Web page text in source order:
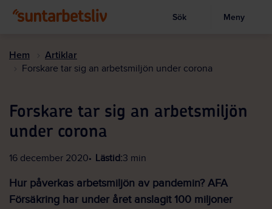
huvudinnehållet
Visa sökruta
Sök Meny
Hem Artiklar
Forskare tar sig an arbetsmiljön under corona
Forskare tar sig an arbetsmiljön
under corona
16 december 2020 Lästid:3 min
Hur påverkas arbetsmiljön av pandemin? AFA
Försäkring har under året anslagit 100 miljoner